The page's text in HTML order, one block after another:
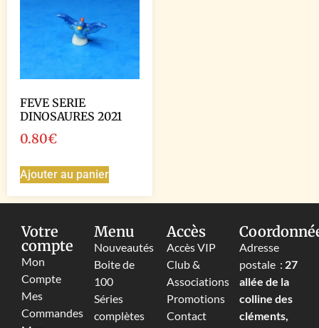
FEVE SERIE
DINOSAURES 2021
0.80€
Ajouter au panier
Votre
compte
Mon
Compte
Mes
Commandes
Menu
Nouveautés
Boite de
100
Séries
complètes
Accès
Accès VIP
Club &
Associations
Promotions
Contact
Adresse
postale : 27
allée de la
colline des
cléments,